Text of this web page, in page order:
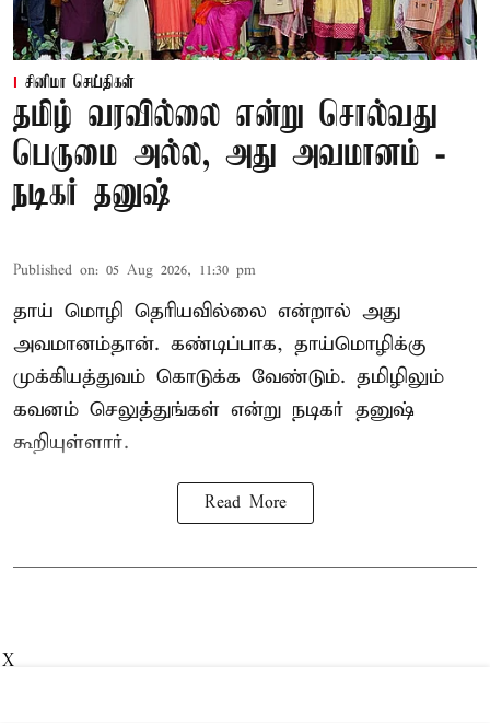
சினிமா செய்திகள்
தமிழ் வரவில்லை என்று சொல்வது
பெருமை அல்ல, அது அவமானம் -
நடிகர் தனுஷ்
Published on: 05 Aug 2026, 11:30 pm
தாய் மொழி தெரியவில்லை என்றால் அது
அவமானம்தான். கண்டிப்பாக, தாய்மொழிக்கு
முக்கியத்துவம் கொடுக்க வேண்டும். தமிழிலும்
கவனம் செலுத்துங்கள் என்று நடிகர் தனுஷ்
கூறியுள்ளார்.
Read More
X